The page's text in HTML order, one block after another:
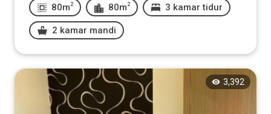
80m 2 80m 2 3 kamar tidur
2 kamar mandi
3,392